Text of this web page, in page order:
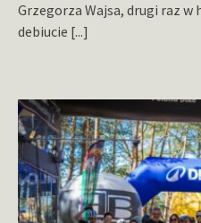
Grzegorza Wajsa, drugi raz
debiucie [...]